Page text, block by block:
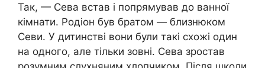
Так, — Сева встав і попрямував до ванної
кімнати. Родіон був братом — близнюком
Севи. У дитинстві вони були такі схожі один
на одного, але тільки зовні. Сева зростав